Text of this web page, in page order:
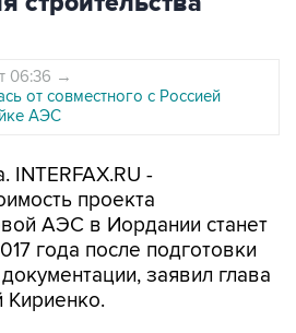
06:36 →
от совместного с Россией
АЭС
INTERFAX.RU -
проекта
АЭС в Иордании станет
года после подготовки
заявил глава
Кириенко.